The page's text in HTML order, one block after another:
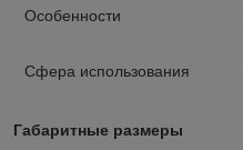
Особенности
Сфера использования
Габаритные размеры